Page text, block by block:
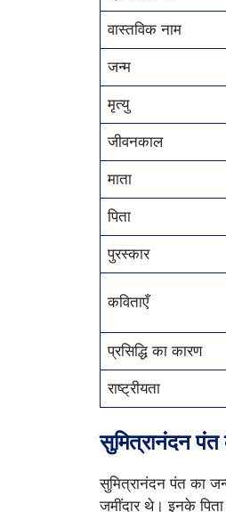
वास्तविक नाम
जन्म
मृत्यु
जीवनकाल
माता
पिता
पुरस्कार
कविताएँ
प्रसिद्धि का कारण
राष्ट्रीयता
सुमित्रानंदन
सुमित्रानंदन पंत का
जमींदार थे। इनके